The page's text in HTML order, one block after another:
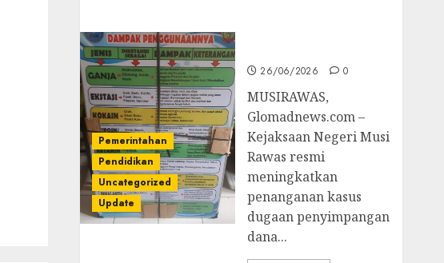
Pemerintahan
Pendidikan
Uncategorized
Update
26/06/2026 0
MUSIRAWAS,
Glomadnews.com –
Kejaksaan Negeri Musi
Rawas resmi
meningkatkan
penanganan kasus
dugaan penyimpangan
dana...